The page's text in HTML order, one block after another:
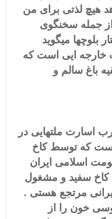
لذتی برای من
از جمله سخنگوی
بلوچها میگوید
خارجه ایی است که
باغ سالم و
اسارت ملتهایی در
است که توسط کاخ
اسلامی ایران
سفید و مشغول
مرتجع هستی .
خون را از